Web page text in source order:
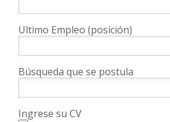
Ultimo Empleo (posición)
Búsqueda que se postula
Ingrese su CV